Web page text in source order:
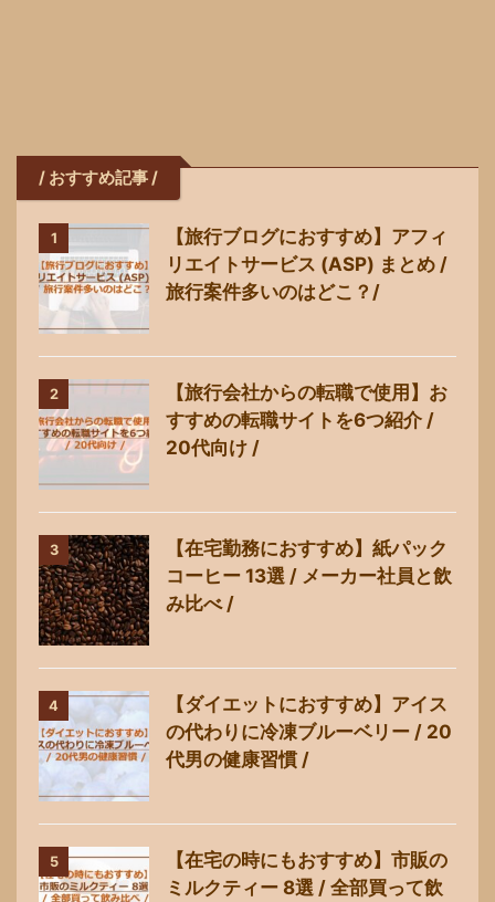
/ おすすめ記事 /
1
【旅行ブログにおすすめ】アフィ
リエイトサービス (ASP) まとめ /
旅行案件多いのはどこ？/
2
【旅行会社からの転職で使用】お
すすめの転職サイトを6つ紹介 /
20代向け /
3
【在宅勤務におすすめ】紙パック
コーヒー 13選 / メーカー社員と飲
み比べ /
4
【ダイエットにおすすめ】アイス
の代わりに冷凍ブルーベリー / 20
代男の健康習慣 /
5
【在宅の時にもおすすめ】市販の
ミルクティー 8選 / 全部買って飲